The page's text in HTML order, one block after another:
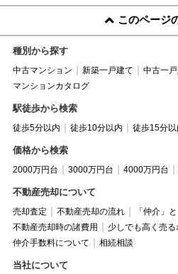
このページ
種別から探す
中古マンション 新築一戸建て 中古一
マンションカタログ
駅徒歩から検索
徒歩5分以内 徒歩10分以内 徒歩15分以
価格から検索
2000万円台 3000万円台 4000万円台
不動産売却について
売却査定 不動産売却の流れ
「仲介」
不動産売却時の諸費用
少しでも高く売る
仲介手数料について
相続相談
当社について